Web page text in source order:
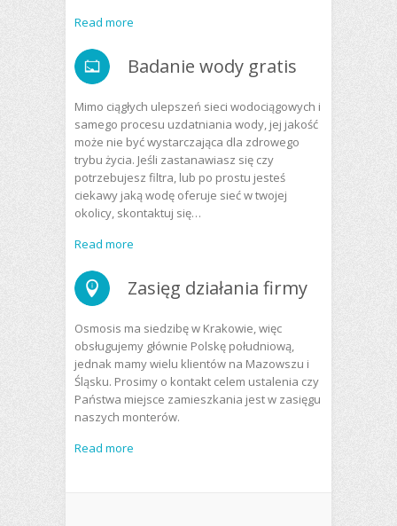
Read more
Badanie wody gratis
Mimo ciągłych ulepszeń sieci wodociągowych i
samego procesu uzdatniania wody, jej jakość
może nie być wystarczająca dla zdrowego
trybu życia. Jeśli zastanawiasz się czy
potrzebujesz filtra, lub po prostu jesteś
ciekawy jaką wodę oferuje sieć w twojej
okolicy, skontaktuj się…
Read more
Zasięg działania firmy
Osmosis ma siedzibę w Krakowie, więc
obsługujemy głównie Polskę południową,
jednak mamy wielu klientów na Mazowszu i
Śląsku. Prosimy o kontakt celem ustalenia czy
Państwa miejsce zamieszkania jest w zasięgu
naszych monterów.
Read more